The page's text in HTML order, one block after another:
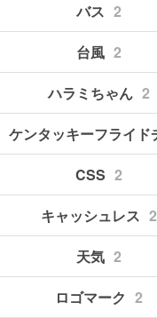
バス 2
台風 2
ハラミちゃん 2
CSS 2
キャッシュレス 2
天気 2
ロゴマーク 2